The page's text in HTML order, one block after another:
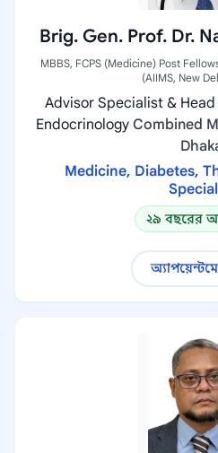
Brig. Gen. Prof. Dr.
MBBS, FCPS (Medicine) Post
(AIIMS, New
Advisor Specialist &
Endocrinology Combined
Medicine, Diabetes,
২৯ বছরের